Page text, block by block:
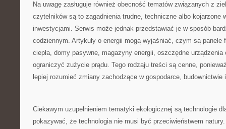
Na uwagę zasługuje również obecność tematów związanych z
czytelników są to zagadnienia trudne, techniczne albo kojarzone
inwestycjami. Serwis może jednak przedstawiać je w sposób
codziennym. Artykuły o energii mogą wyjaśniać, czym są panele
ciepła, domy pasywne, magazyny energii, oszczędne
ograniczyć zużycie prądu. Tego rodzaju treści są cenne,
lepiej rozumieć zmiany zachodzące w gospodarce, budownictwie
Ciekawym uzupełnieniem tematyki ekologicznej są technologie
pokazywać, że technologia nie musi być przeciwieństwem